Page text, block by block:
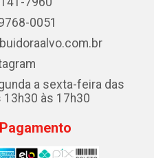
0051
a sexta-feira das
13h30 às 17h30